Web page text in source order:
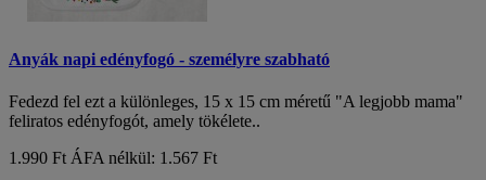
Anyák napi edényfogó - személyre szabható
Fedezd fel ezt a különleges, 15 x 15 cm méretű "A legjobb mama"
feliratos edényfogót, amely tökélete..
1.990 Ft ÁFA nélkül: 1.567 Ft